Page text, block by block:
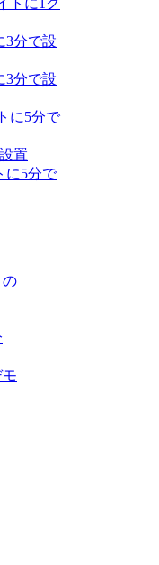
トに1ク
3分で設
3分で設
に5分で
置
に5分で
の